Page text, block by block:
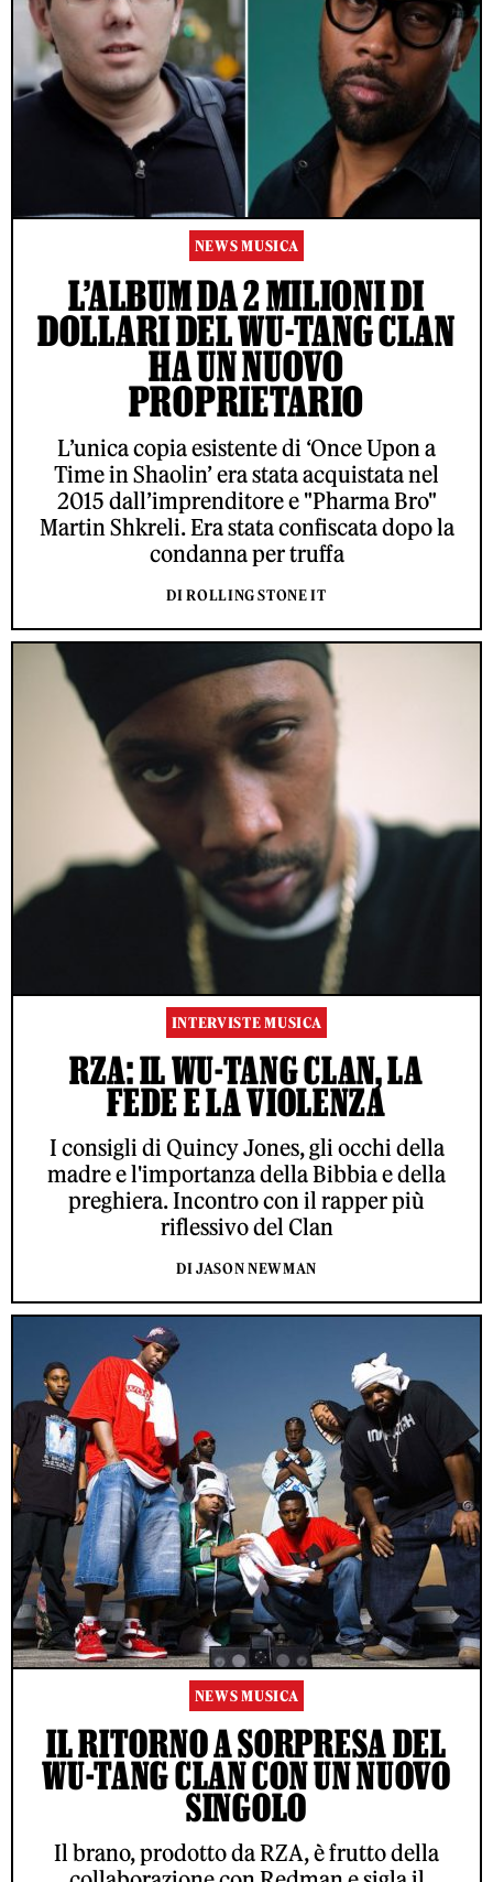
NEWS MUSICA
L’ALBUM DA 2 MILIONI DI
DOLLARI DEL WU-TANG CLAN
HA UN NUOVO
PROPRIETARIO
L’unica copia esistente di ‘Once Upon a
Time in Shaolin’ era stata acquistata nel
2015 dall’imprenditore e "Pharma Bro"
Martin Shkreli. Era stata confiscata dopo la
condanna per truffa
DI ROLLING STONE IT
INTERVISTE MUSICA
RZA: IL WU-TANG CLAN, LA
FEDE E LA VIOLENZA
I consigli di Quincy Jones, gli occhi della
madre e l'importanza della Bibbia e della
preghiera. Incontro con il rapper più
riflessivo del Clan
DI JASON NEWMAN
NEWS MUSICA
IL RITORNO A SORPRESA DEL
WU-TANG CLAN CON UN NUOVO
SINGOLO
Il brano, prodotto da RZA, è frutto della